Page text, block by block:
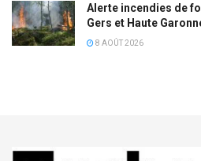
Alerte incendies de
Gers et Haute
8 AOÛT 2026